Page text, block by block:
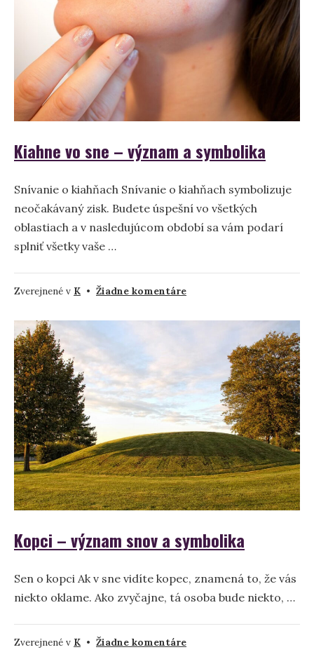
symbolika
Kiahne vo sne – význam a symbolika
Snívanie o kiahňach Snívanie o kiahňach symbolizuje
neočakávaný zisk. Budete úspešní vo všetkých
oblastiach a v nasledujúcom období sa vám podarí
splniť všetky vaše …
Zverejnené v K • Žiadne komentárena
vo
symbolika
Kopci – význam snov a symbolika
Sen o kopci Ak v sne vidíte kopec, znamená to, že vás
niekto oklame. Ako zvyčajne, tá osoba bude niekto, …
Zverejnené v K • Žiadne komentárena